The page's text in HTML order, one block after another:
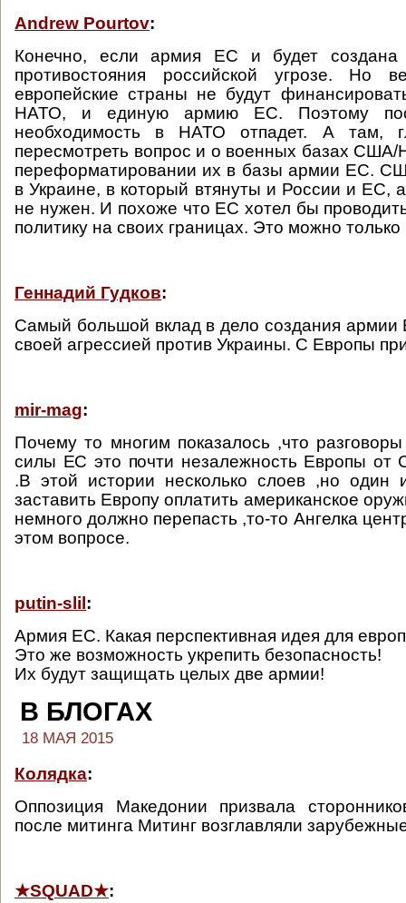
Andrew Pourtov:
Конечно, если армия ЕС и будет
противостояния российской угрозе. Но
европейские страны не будут
НАТО, и единую армию ЕС. Поэтому
необходимость в НАТО отпадет. А там,
пересмотреть вопрос и о военных базах
переформатировании их в базы армии ЕС.
в Украине, в который втянуты и России и ЕС,
не нужен. И похоже что ЕС хотел бы
политику на своих границах. Это можно только
Геннадий Гудков:
Самый большой вклад в дело создания армии
своей агрессией против Украины. С Европы
mir-mag:
Почему то многим показалось ,что
силы ЕС это почти незалежность Европы от
.В этой истории несколько слоев ,но один
заставить Европу оплатить американское
немного должно перепасть ,то-то Ангелка
этом вопросе.
putin-slil :
Армия ЕС. Какая перспективная идея для
Это же возможность укрепить безопасность!
Их будут защищать целых две армии!
В БЛОГАХ
18 МАЯ 2015
Колядка:
Оппозиция Македонии призвала
после митинга Митинг возглавляли
★SQUAD★: